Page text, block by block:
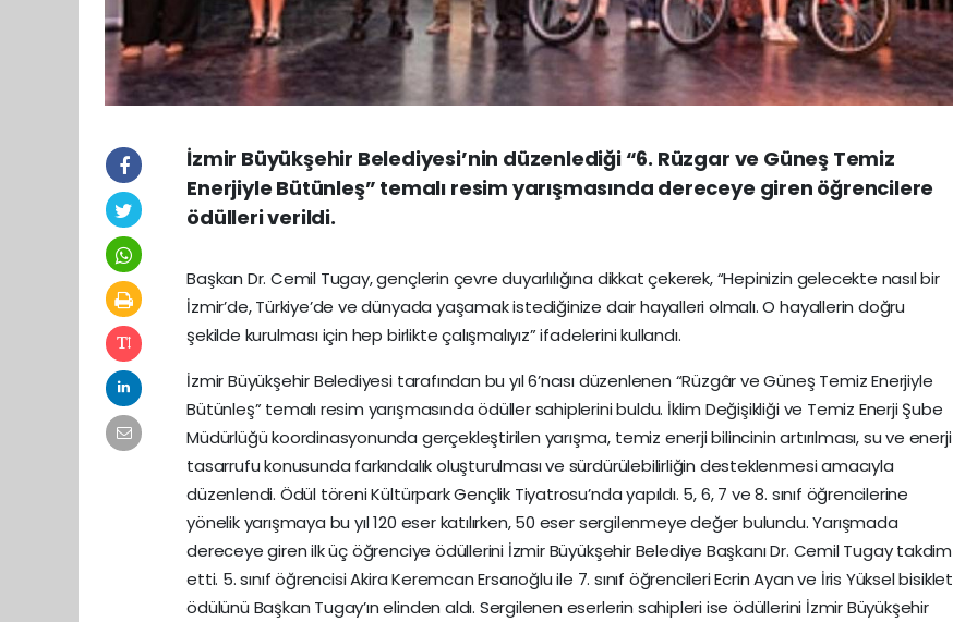
İzmir Büyükşehir Belediyesi’nin düzenlediği “6. Rüzgar ve Güneş Temiz
Enerjiyle Bütünleş” temalı resim yarışmasında dereceye giren öğrencilere
ödülleri verildi.
Başkan Dr. Cemil Tugay, gençlerin çevre duyarlılığına dikkat çekerek, “Hepinizin gelecekte nasıl bir
İzmir’de, Türkiye’de ve dünyada yaşamak istediğinize dair hayalleri olmalı. O hayallerin doğru
şekilde kurulması için hep birlikte çalışmalıyız” ifadelerini kullandı.
İzmir Büyükşehir Belediyesi tarafından bu yıl 6’ncısı düzenlenen “Rüzgâr ve Güneş Temiz Enerjiyle
Bütünleş” temalı resim yarışmasında ödüller sahiplerini buldu. İklim Değişikliği ve Temiz Enerji Şube
Müdürlüğü koordinasyonunda gerçekleştirilen yarışma, temiz enerji bilincinin artırılması, su ve enerji
tasarrufu konusunda farkındalık oluşturulması ve sürdürülebilirliğin desteklenmesi amacıyla
düzenlendi. Ödül töreni Kültürpark Gençlik Tiyatrosu’nda yapıldı. 5, 6, 7 ve 8. sınıf öğrencilerine
yönelik yarışmaya bu yıl 120 eser katılırken, 50 eser sergilenmeye değer bulundu. Yarışmada
dereceye giren ilk üç öğrenciye ödüllerini İzmir Büyükşehir Belediye Başkanı Dr. Cemil Tugay takdim
etti. 5. sınıf öğrencisi Akira Keremcan Ersarıoğlu ile 7. sınıf öğrencileri Ecrin Ayan ve İris Yüksel bisiklet
ödülünü Başkan Tugay’ın elinden aldı. Sergilenen eserlerin sahipleri ise ödüllerini İzmir Büyükşehir